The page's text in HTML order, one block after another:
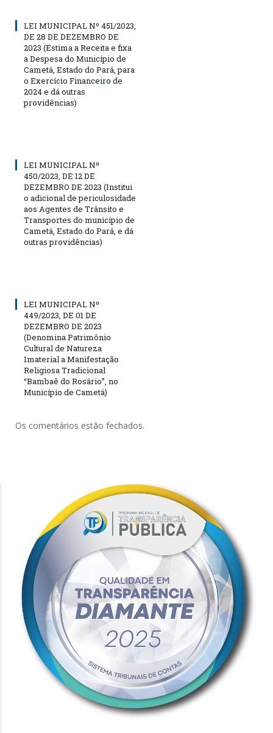
LEI MUNICIPAL Nº 451/2023,
DE 28 DE DEZEMBRO DE
2023 (Estima a Receita e fixa
a Despesa do Município de
Cametá, Estado do Pará, para
o Exercício Financeiro de
2024 e dá outras
providências)
LEI MUNICIPAL Nº
450/2023, DE 12 DE
DEZEMBRO DE 2023 (Institui
o adicional de periculosidade
aos Agentes de Trânsito e
Transportes do município de
Cametá, Estado do Pará, e dá
outras providências)
LEI MUNICIPAL Nº
449/2023, DE 01 DE
DEZEMBRO DE 2023
(Denomina Patrimônio
Cultural de Natureza
Imaterial a Manifestação
Religiosa Tradicional
“Bambaê do Rosário”, no
Município de Cametá)
Os comentários estão fechados.